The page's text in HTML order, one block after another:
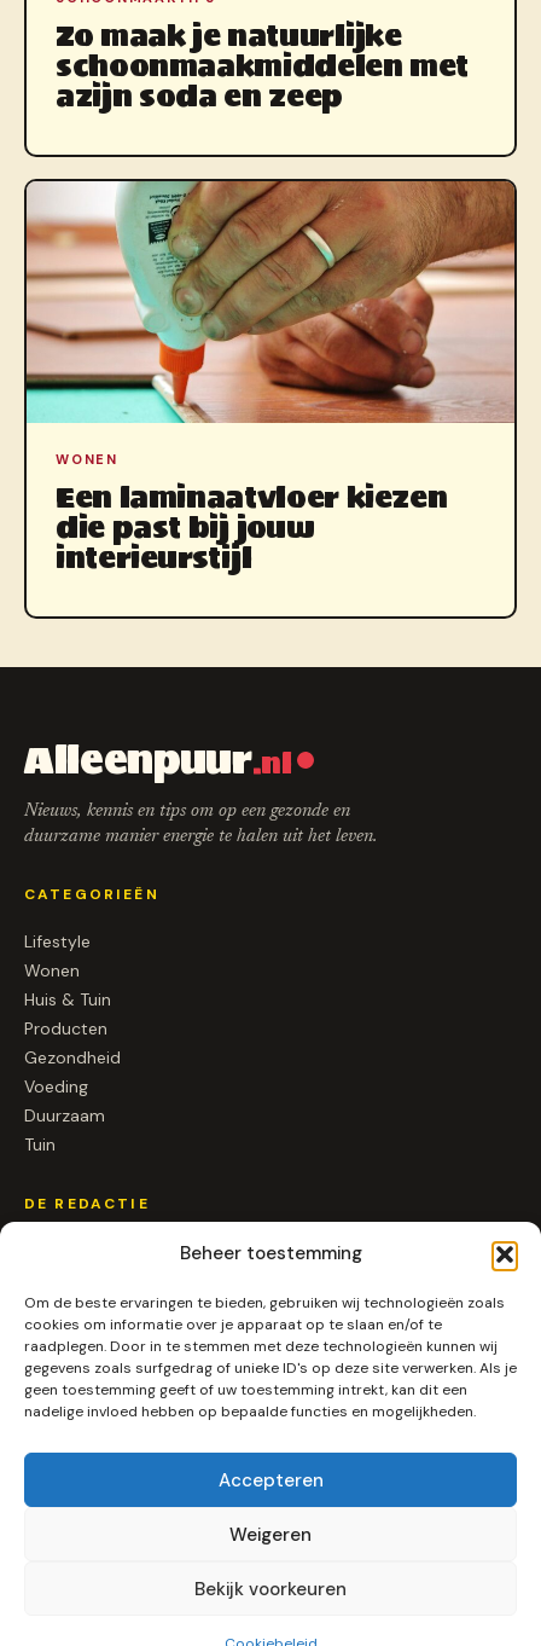
Beheer toestemming
Om de beste ervaringen te bieden, gebruiken wij technologieën zoals
cookies om informatie over je apparaat op te slaan en/of te
raadplegen. Door in te stemmen met deze technologieën kunnen wij
gegevens zoals surfgedrag of unieke ID's op deze site verwerken. Als je
geen toestemming geeft of uw toestemming intrekt, kan dit een
nadelige invloed hebben op bepaalde functies en mogelijkheden.
Accepteren
Weigeren
Bekijk voorkeuren
Zo maak je natuurlijke
schoonmaakmiddelen met
azijn soda en zeep
WONEN
Een laminaatvloer kiezen
die past bij jouw
interieurstijl
Alleenpuur.nl
Nieuws, kennis en tips om op een gezonde en
duurzame manier energie te halen uit het leven.
CATEGORIEËN
Lifestyle
Wonen
Huis & Tuin
Producten
Gezondheid
Voeding
Duurzaam
Tuin
DE REDACTIE
Samenwerken
SOCIAL
Instagram
RSS